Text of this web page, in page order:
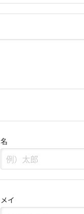
名
メイ